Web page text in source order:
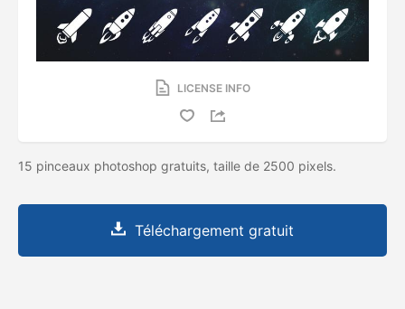
LICENSE INFO
15 pinceaux photoshop gratuits, taille de 2500 pixels.
Téléchargement gratuit